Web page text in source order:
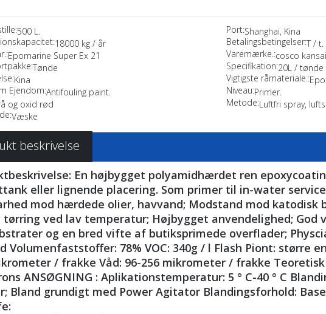
500 L. Port:Shanghai, Kina
18000 kg / år Betalingsbetingelser:T / t.
Epomarine Super Ex 21 Varemærke.:cosco
Tønde Specifikation:20L / tønde
Kina Vigtigste råmateriale.:
Ejendom:Antifouling paint. Niveau:Primer.
og oxid rød Metode:Luftfri spray,
Væske
beskrivelse
En højbygget polyamidhærdet ren
eller lignende placering. Som primer til in-water
mod hærdede olier, havvand; Modstand mod katodisk
tørring ved lav temperatur; Højbygget anvendelighed;
og en bred vifte af butiksprimede overflader;
Volumenfaststoffer: 78% VOC: 340g / l Flash Piont: større
/ frakke Våd: 96-256 mikrometer / frakke
ANSØGNING : Aplikationstemperatur: 5 ° C-40 ° C
Bland grundigt med Power Agitator Blandingsforhold: